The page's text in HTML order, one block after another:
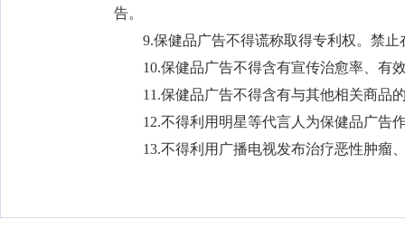
告。
9.保健品广告不得谎称取得专利权。禁
10.保健品广告不得含有宣传治愈率、有
11.保健品广告不得含有与其他相关商品
12.不得利用明星等代言人为保健品广告
13.不得利用广播电视发布治疗恶性肿瘤